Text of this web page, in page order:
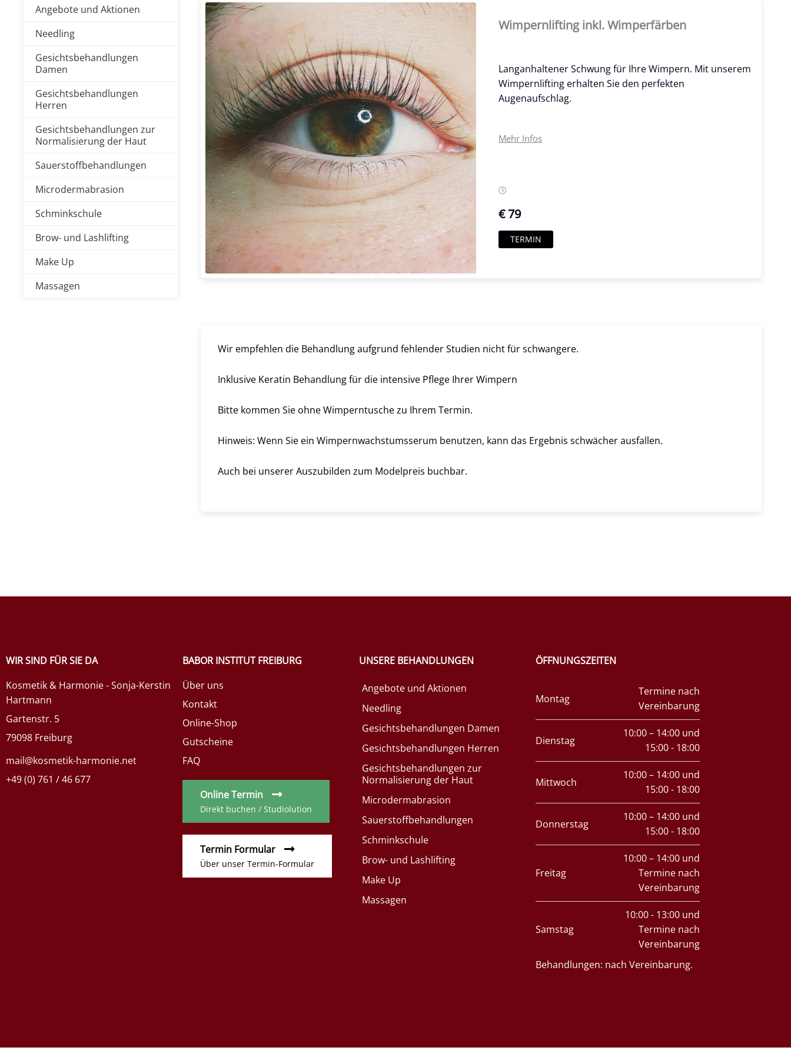
Angebote und Aktionen
Needling
Gesichtsbehandlungen
Damen
Gesichtsbehandlungen
Herren
Gesichtsbehandlungen zur
Normalisierung der Haut
Sauerstoffbehandlungen
Microdermabrasion
Schminkschule
Brow- und Lashlifting
Make Up
Massagen
Wimpernlifting inkl. Wimperfärben
Langanhaltener Schwung für Ihre Wimpern. Mit unserem
Wimpernlifting erhalten Sie den perfekten
Augenaufschlag.
Mehr Infos
€ 79
TERMIN
Wir empfehlen die Behandlung aufgrund fehlender Studien nicht für schwangere.
Inklusive Keratin Behandlung für die intensive Pflege Ihrer Wimpern
Bitte kommen Sie ohne Wimperntusche zu Ihrem Termin.
Hinweis: Wenn Sie ein Wimpernwachstumsserum benutzen, kann das Ergebnis schwächer ausfallen.
Auch bei unserer Auszubilden zum Modelpreis buchbar.
WIR SIND FÜR SIE DA
Kosmetik & Harmonie - Sonja-Kerstin
Hartmann
Gartenstr. 5
79098 Freiburg
mail@kosmetik-harmonie.net
+49 (0) 761 / 46 677
BABOR INSTITUT FREIBURG
Über uns
Kontakt
Online-Shop
Gutscheine
FAQ
Online Termin
Direkt buchen / Studiolution
Termin Formular
Über unser Termin-Formular
UNSERE BEHANDLUNGEN
Angebote und Aktionen
Needling
Gesichtsbehandlungen Damen
Gesichtsbehandlungen Herren
Gesichtsbehandlungen zur
Normalisierung der Haut
Microdermabrasion
Sauerstoffbehandlungen
Schminkschule
Brow- und Lashlifting
Make Up
Massagen
ÖFFNUNGSZEITEN
Montag
Termine nach
Vereinbarung
Dienstag
10:00 – 14:00 und
15:00 - 18:00
Mittwoch
10:00 – 14:00 und
15:00 - 18:00
Donnerstag
10:00 – 14:00 und
15:00 - 18:00
Freitag
10:00 – 14:00 und
Termine nach
Vereinbarung
Samstag
10:00 - 13:00 und
Termine nach
Vereinbarung
Behandlungen: nach Vereinbarung.